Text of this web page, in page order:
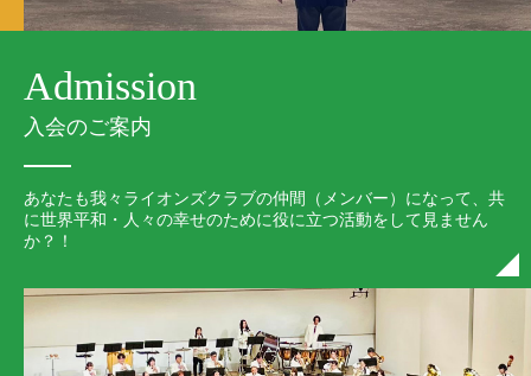
Admission
入会のご案内
あなたも我々ライオンズクラブの仲間（メンバー）になって、共
に世界平和・人々の幸せのために役に立つ活動をして見ません
か？！